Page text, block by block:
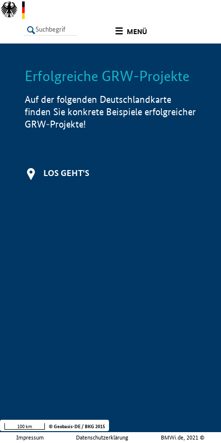
MENÜ
LISTE Info
Erfolgreiche GRW-Projekte
Auf der folgenden Deutschlandkarte
finden Sie konkrete Beispiele erfolgreicher
GRW-Projekte!
LOS GEHT'S
Impressum Datenschutzerklärung BMWi.de, 2021 ©
100 km © Geobasis-DE / BKG 2015